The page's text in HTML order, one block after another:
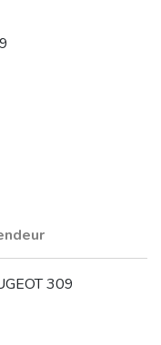
309